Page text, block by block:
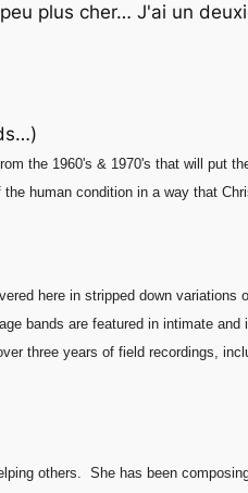
plus cher… J'ai un
the 1960's & 1970's that will put
human condition in a way that
here in stripped down variations
bands are featured in intimate
three years of field recordings,
others. She has been